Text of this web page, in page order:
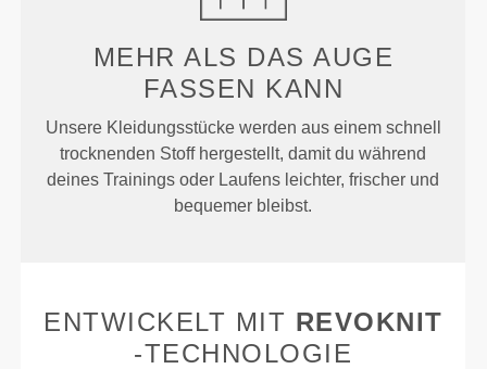
MEHR ALS DAS AUGE
FASSEN KANN
Unsere Kleidungsstücke werden aus einem schnell
trocknenden Stoff hergestellt, damit du während
deines Trainings oder Laufens leichter, frischer und
bequemer bleibst.
ENTWICKELT MIT REVOKNIT
-TECHNOLOGIE